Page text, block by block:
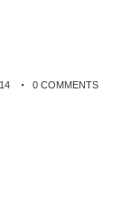
0 COMMENTS